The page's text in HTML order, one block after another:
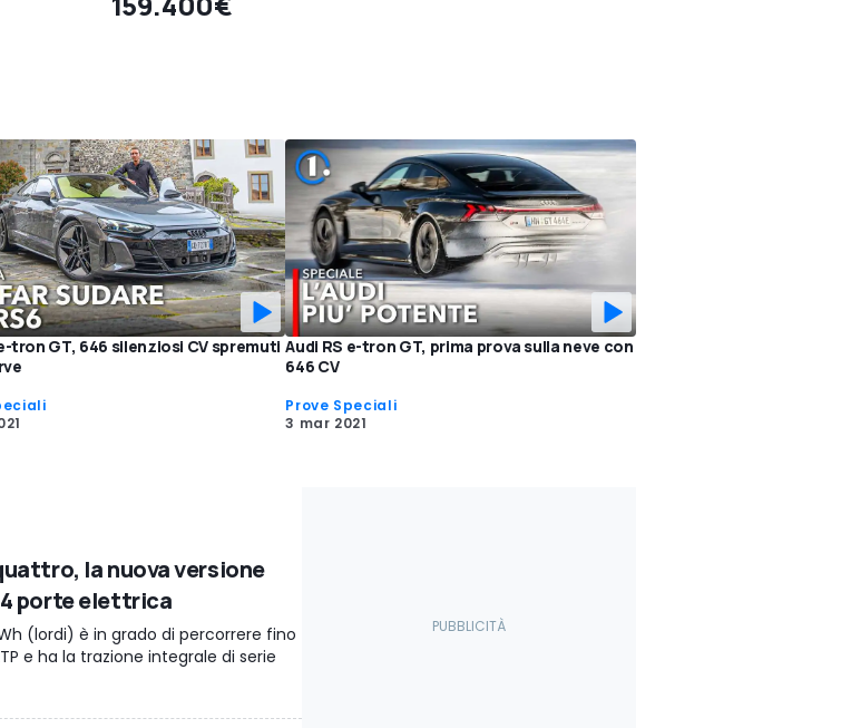
tron GT, 646 silenziosi CV spremuti Audi RS e-tron GT, prima prova sulla neve con
646 CV
Prove Speciali
3 mar 2021
la nuova versione
porte elettrica
(lordi) è in grado di percorrere fino
e ha la trazione integrale di serie